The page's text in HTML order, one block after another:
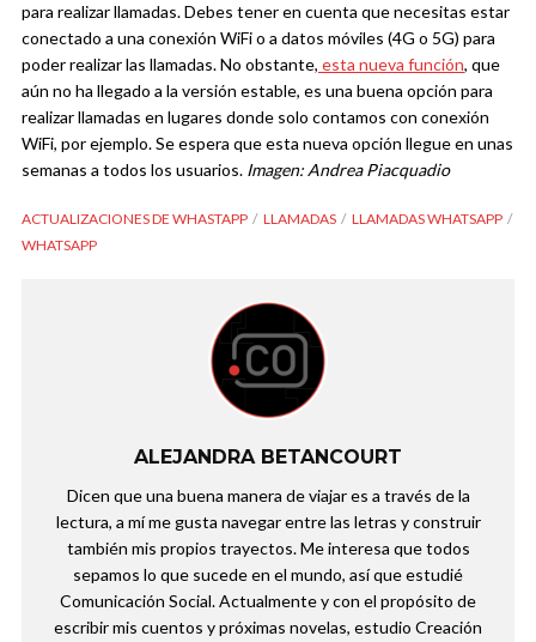
para realizar llamadas.Debes tener en cuenta que necesitas estar
conectado a una conexión WiFi o a datos móviles (4G o 5G) para
poder realizar las llamadas. No obstante, esta nueva función, que
aún no ha llegado a la versión estable, es una buena opción para
realizar llamadas en lugares donde solo contamos con conexión
WiFi, por ejemplo. Se espera que esta nueva opción llegue en unas
semanas a todos los usuarios. Imagen: Andrea Piacquadio
ACTUALIZACIONES DE WHASTAPP LLAMADAS
LLAMADAS WHATSAPP
WHATSAPP
ALEJANDRA BETANCOURT
Dicen que una buena manera de viajar es a través de la
lectura, a mí me gusta navegar entre las letras y construir
también mis propios trayectos. Me interesa que todos
sepamos lo que sucede en el mundo, así que estudié
Comunicación Social. Actualmente y con el propósito de
escribir mis cuentos y próximas novelas, estudio Creación